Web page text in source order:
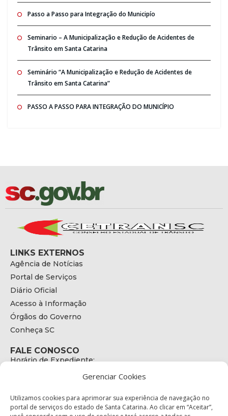
Gerenciar Cookies
Utilizamos cookies para aprimorar sua experiência de navegação no
portal de serviços do estado de Santa Catarina. Ao clicar em “Aceitar”,
Passo a Passo para Integração do Municipío
Seminario – A Municipalização e Redução de Acidentes de
Trânsito em Santa Catarina
Seminário “A Municipalização e Redução de Acidentes de
Trânsito em Santa Catarina”
PASSO A PASSO PARA INTEGRAÇÃO DO MUNICÍPIO
LINKS EXTERNOS
Agência de Notícias
Portal de Serviços
Diário Oficial
Acesso à Informação
Órgãos do Governo
Conheça SC
FALE CONOSCO
Horário de Expediente:
E-mail:
secretariaexecutiva@cetran.sc.gov.br